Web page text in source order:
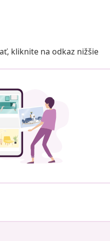
kliknite na odkaz nižšie